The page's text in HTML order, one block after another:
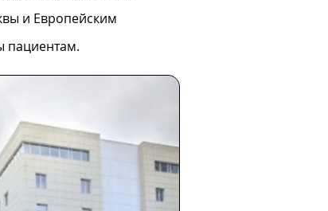
и Европейским
пациентам.